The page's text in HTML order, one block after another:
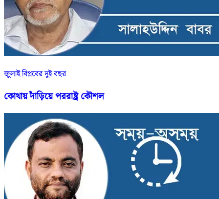
জুলাই বিপ্লবের দুই বছর
কোথায় দাঁড়িয়ে পররাষ্ট্র কৌশল